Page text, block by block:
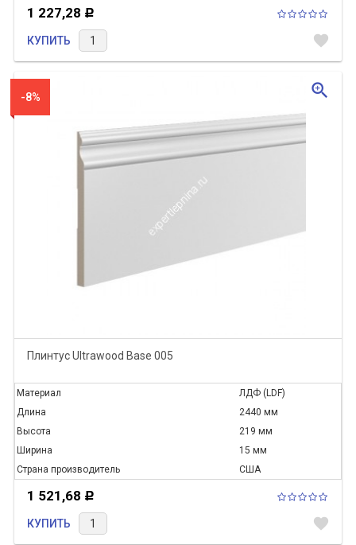
1 227,28 Р
КУПИТЬ favorite
-8%
Плинтус Ultrawood Base 005
Материал
ЛДФ (LDF)
Длина
2440 мм
Высота
219 мм
Ширина
15 мм
Страна производитель
США
1 521,68 Р
КУПИТЬ favorite
zoom_in